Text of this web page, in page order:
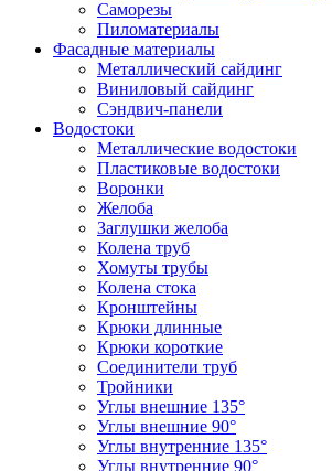
Саморезы
Пиломатериалы
Фасадные материалы
Металлический сайдинг
Виниловый сайдинг
Сэндвич-панели
Водостоки
Металлические водостоки
Пластиковые водостоки
Воронки
Желоба
Заглушки желоба
Колена труб
Хомуты трубы
Колена стока
Кронштейны
Крюки длинные
Крюки короткие
Соединители труб
Тройники
Углы внешние 135°
Углы внешние 90°
Углы внутренние 135°
Углы внутренние 90°